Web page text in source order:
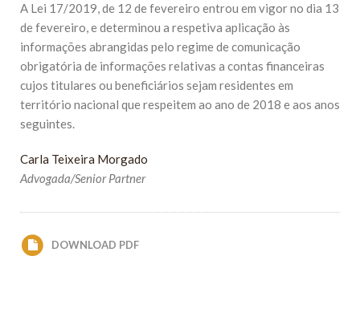
A Lei 17/2019, de 12 de fevereiro entrou em vigor no dia 13
de fevereiro, e determinou a respetiva aplicação às
informações abrangidas pelo regime de comunicação
obrigatória de informações relativas a contas financeiras
cujos titulares ou beneficiários sejam residentes em
território nacional que respeitem ao ano de 2018 e aos anos
seguintes.
Carla Teixeira Morgado
Advogada/Senior Partner
DOWNLOAD PDF